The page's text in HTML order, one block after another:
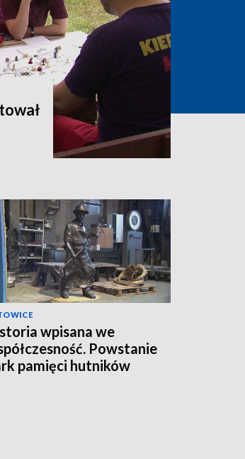
wpisana we
Powstanie
pamięci hutników